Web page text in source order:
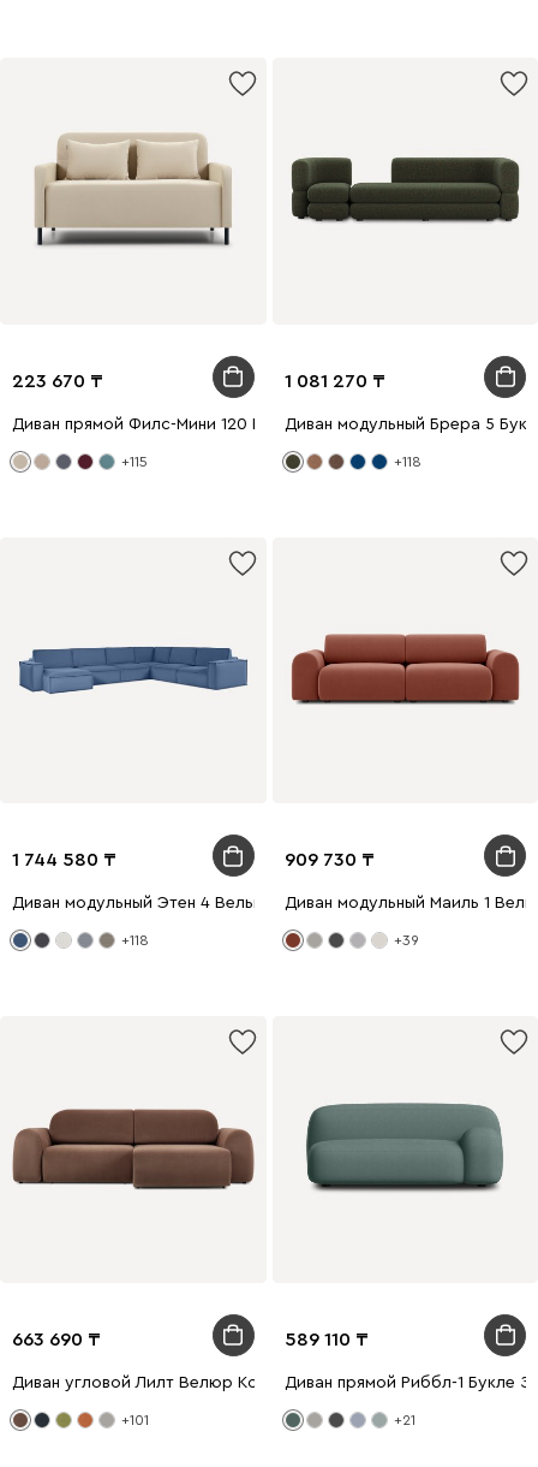
223 670
Диван прямой Филс-Мини 120 Велюр Бежевый
+115
1 081 270
Диван модульный Брера 5
+118
1 744 580
Диван модульный Этен 4 Вельвет Синий
+118
909 730
Диван модульный Маиль 1
+39
663 690
Диван угловой Лилт Велюр Коричневый
+101
589 110
Диван прямой Риббл-1 Букле
+21